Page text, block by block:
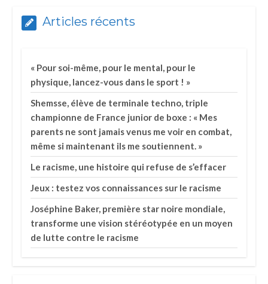
Articles récents
« Pour soi-même, pour le mental, pour le
physique, lancez-vous dans le sport ! »
Shemsse, élève de terminale techno, triple
championne de France junior de boxe : « Mes
parents ne sont jamais venus me voir en combat,
même si maintenant ils me soutiennent. »
Le racisme, une histoire qui refuse de s’effacer
Jeux : testez vos connaissances sur le racisme
Joséphine Baker, première star noire mondiale,
transforme une vision stéréotypée en un moyen
de lutte contre le racisme